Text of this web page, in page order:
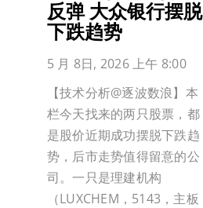
反弹 大众银行摆脱
下跌趋势
5 月 8日, 2026 上午 8:00
【技术分析@逐波数浪】本
栏今天找来的两只股票，都
是股价近期成功摆脱下跌趋
势，后市走势值得留意的公
司。一只是理建机构
（LUXCHEM，5143，主板